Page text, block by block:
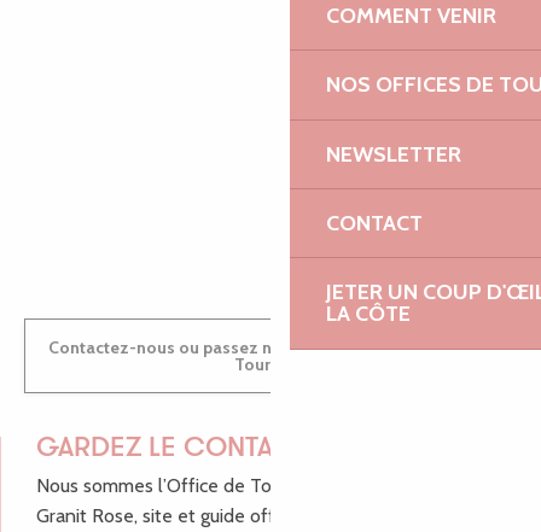
COMMENT VENIR
NOS OFFICES DE
NEWSLETTER
CONTACT
JETER UN COUP
LA CÔTE
ANTOINE
Contactez-nous ou passez nous voir dans nos Offices de
Tourisme
GARDEZ LE CONTACT !
Nous sommes l’Office de Tourisme Bretagne - Côte de
Granit Rose, site et guide officiel pour vous aider à